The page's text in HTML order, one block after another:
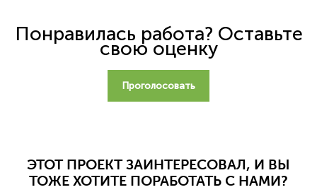
Понравилась работа? Оставьте
свою оценку
Проголосовать
ЭТОТ ПРОЕКТ ЗАИНТЕРЕСОВАЛ, И ВЫ
ТОЖЕ ХОТИТЕ ПОРАБОТАТЬ С НАМИ?